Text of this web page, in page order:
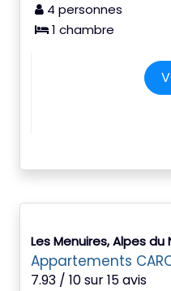
4 personnes
1 chambre
Les Menuires, Alpes du
Appartements
7.93 / 10 sur 15 avis